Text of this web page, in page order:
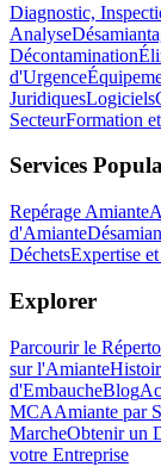
Diagnostic,
Analyse
Décontamination
d'Urgence
JuridiquesLogiciels
SecteurFormation
Services
Repérage Amiante
d'Amiante
DéchetsExpertise
Explorer
Parcourir le
sur l'Amiante
d'EmbaucheBlog
MCAAmiante par
MarcheObtenir un
votre Entreprise